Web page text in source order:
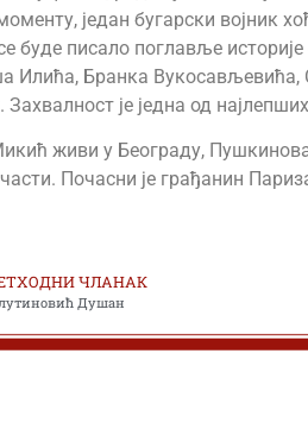
један бугарски војник
буде писало поглавље
Илића, Бранка Вукосављевића,
Захвалност је једна од
живи у Београду,
Почасни је грађанин
ЧЛАНАК
Душан